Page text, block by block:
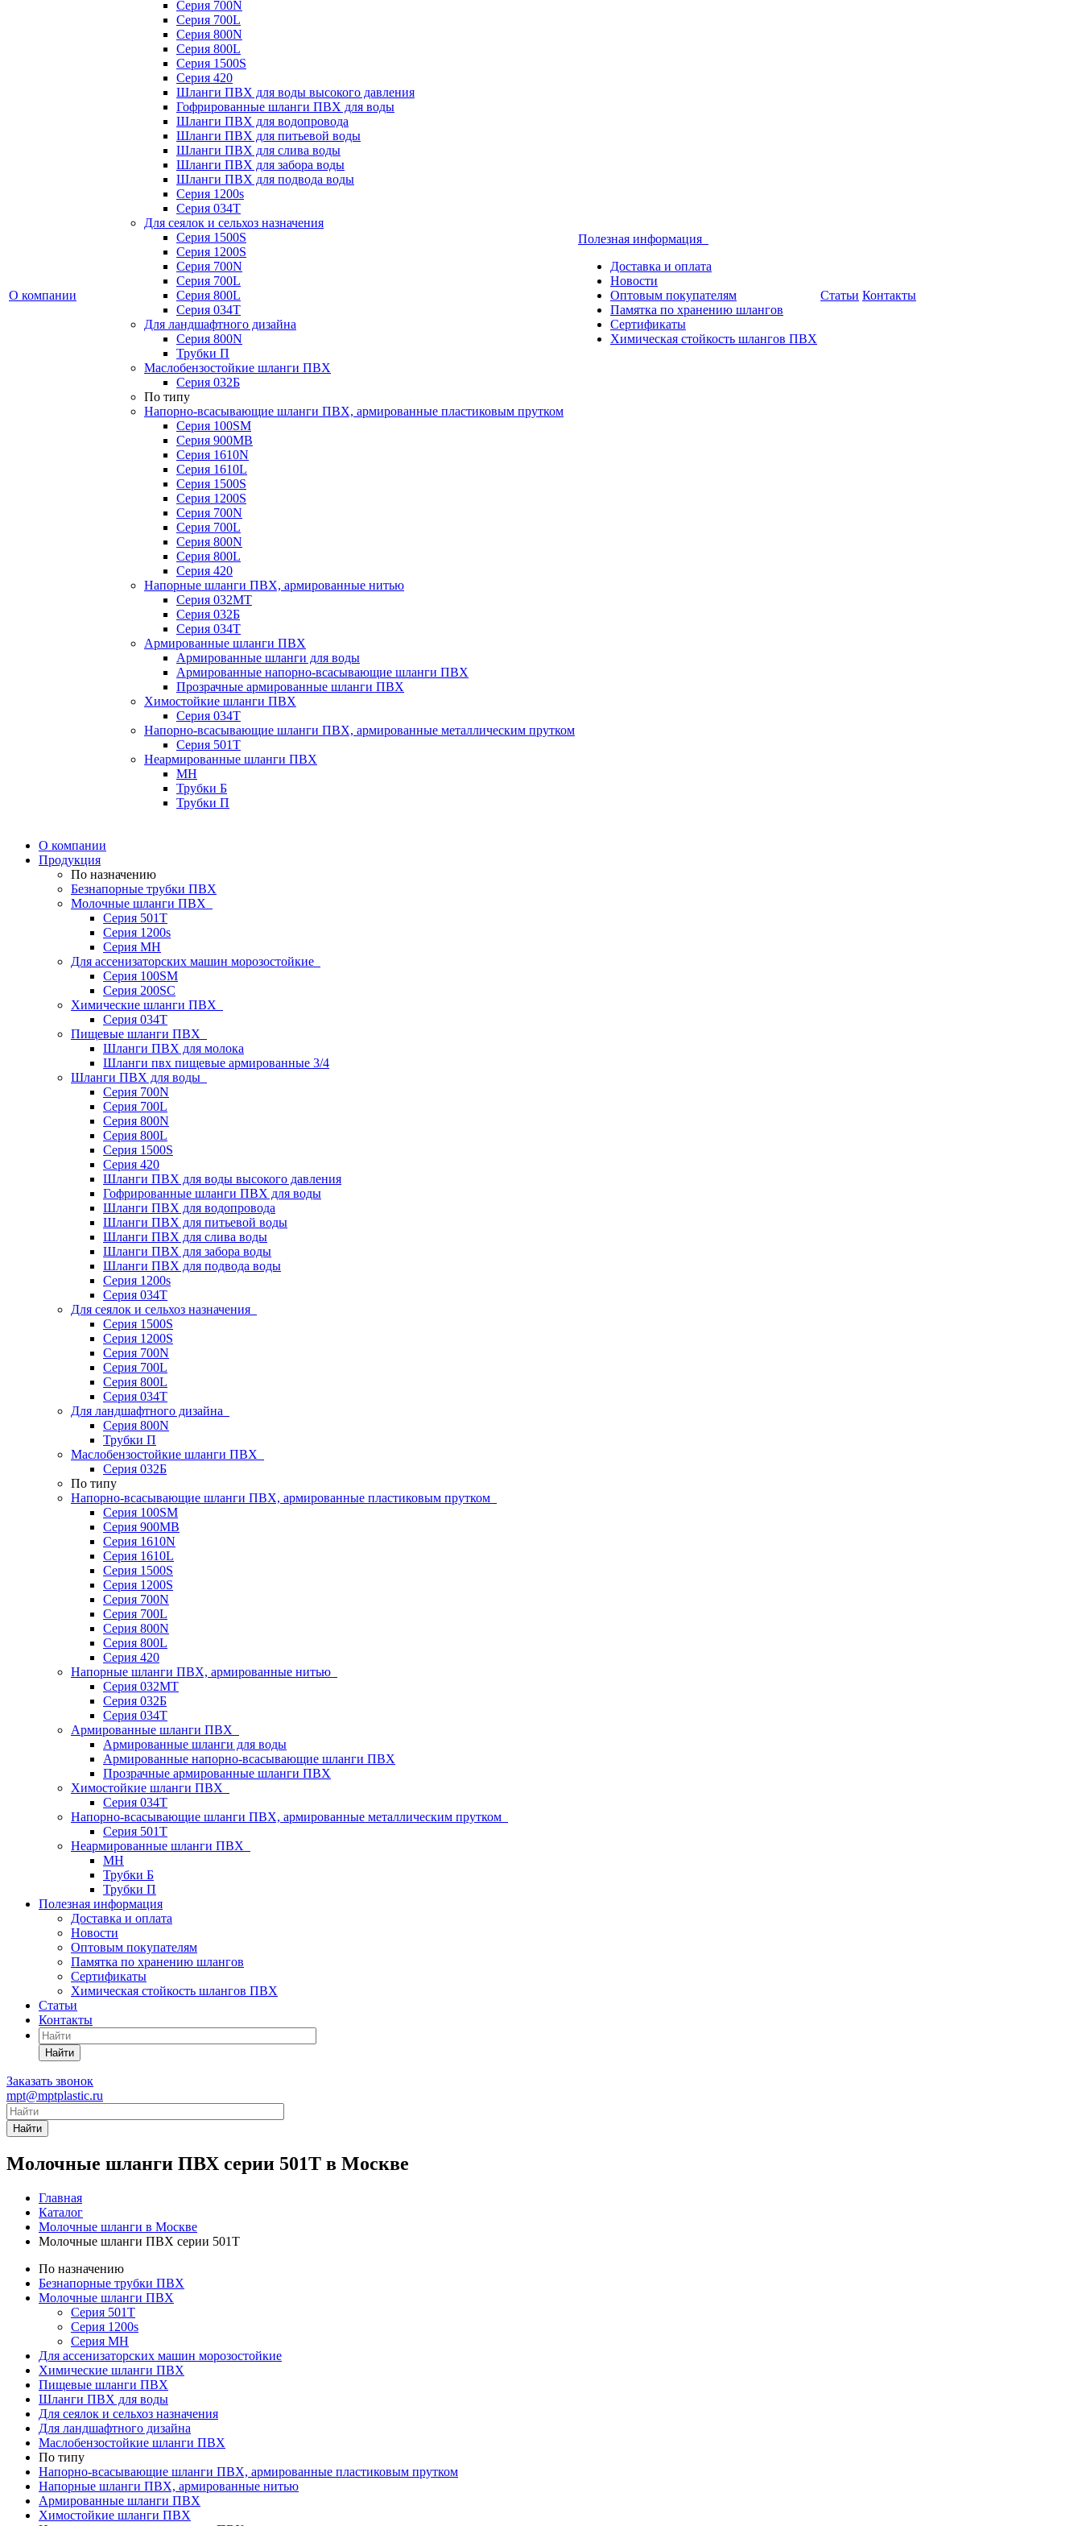
О компании
Серия 700N
Серия 700L
Серия 800N
Серия 800L
Серия 1500S
Серия 420
Шланги ПВХ для воды высокого давления
Гофрированные шланги ПВХ для воды
Шланги ПВХ для водопровода
Шланги ПВХ для питьевой воды
Шланги ПВХ для слива воды
Шланги ПВХ для забора воды
Шланги ПВХ для подвода воды
Серия 1200s
Серия 034Т
Для сеялок и сельхоз назначения
Серия 1500S
Серия 1200S
Серия 700N
Серия 700L
Серия 800L
Серия 034T
Для ландшафтного дизайна
Серия 800N
Трубки П
Маслобензостойкие шланги ПВХ
Серия 032Б
По типу
Напорно-всасывающие шланги ПВХ, армированные пластиковым прутком
Серия 100SM
Серия 900MB
Серия 1610N
Серия 1610L
Серия 1500S
Серия 1200S
Серия 700N
Серия 700L
Серия 800N
Серия 800L
Серия 420
Напорные шланги ПВХ, армированные нитью
Серия 032МТ
Серия 032Б
Серия 034Т
Армированные шланги ПВХ
Армированные шланги для воды
Армированные напорно-всасывающие шланги ПВХ
Прозрачные армированные шланги ПВХ
Химостойкие шланги ПВХ
Серия 034Т
Напорно-всасывающие шланги ПВХ, армированные металлическим прутком
Серия 501T
Неармированные шланги ПВХ
МН
Трубки Б
Трубки П
Полезная информация
Доставка и оплата
Новости
Оптовым покупателям
Памятка по хранению шлангов
Сертификаты
Химическая стойкость шлангов ПВХ
Статьи Контакты
О компании
Продукция
По назначению
Безнапорные трубки ПВХ
Молочные шланги ПВХ
Серия 501T
Серия 1200s
Серия МН
Для ассенизаторских машин морозостойкие
Серия 100SM
Серия 200SС
Химические шланги ПВХ
Серия 034Т
Пищевые шланги ПВХ
Шланги ПВХ для молока
Шланги пвх пищевые армированные 3/4
Шланги ПВХ для воды
Серия 700N
Серия 700L
Серия 800N
Серия 800L
Серия 1500S
Серия 420
Шланги ПВХ для воды высокого давления
Гофрированные шланги ПВХ для воды
Шланги ПВХ для водопровода
Шланги ПВХ для питьевой воды
Шланги ПВХ для слива воды
Шланги ПВХ для забора воды
Шланги ПВХ для подвода воды
Серия 1200s
Серия 034Т
Для сеялок и сельхоз назначения
Серия 1500S
Серия 1200S
Серия 700N
Серия 700L
Серия 800L
Серия 034T
Для ландшафтного дизайна
Серия 800N
Трубки П
Маслобензостойкие шланги ПВХ
Серия 032Б
По типу
Напорно-всасывающие шланги ПВХ, армированные пластиковым прутком
Серия 100SM
Серия 900MB
Серия 1610N
Серия 1610L
Серия 1500S
Серия 1200S
Серия 700N
Серия 700L
Серия 800N
Серия 800L
Серия 420
Напорные шланги ПВХ, армированные нитью
Серия 032МТ
Серия 032Б
Серия 034Т
Армированные шланги ПВХ
Армированные шланги для воды
Армированные напорно-всасывающие шланги ПВХ
Прозрачные армированные шланги ПВХ
Химостойкие шланги ПВХ
Серия 034Т
Напорно-всасывающие шланги ПВХ, армированные металлическим прутком
Серия 501T
Неармированные шланги ПВХ
МН
Трубки Б
Трубки П
Полезная информация
Доставка и оплата
Новости
Оптовым покупателям
Памятка по хранению шлангов
Сертификаты
Химическая стойкость шлангов ПВХ
Статьи
Контакты
Найти
Заказать звонок
mpt@mptplastic.ru
Найти
Молочные шланги ПВХ серии 501T в Москве
Главная
Каталог
Молочные шланги в Москве
Молочные шланги ПВХ серии 501T
По назначению
Безнапорные трубки ПВХ
Молочные шланги ПВХ
Серия 501T
Серия 1200s
Серия МН
Для ассенизаторских машин морозостойкие
Химические шланги ПВХ
Пищевые шланги ПВХ
Шланги ПВХ для воды
Для сеялок и сельхоз назначения
Для ландшафтного дизайна
Маслобензостойкие шланги ПВХ
По типу
Напорно-всасывающие шланги ПВХ, армированные пластиковым прутком
Напорные шланги ПВХ, армированные нитью
Армированные шланги ПВХ
Химостойкие шланги ПВХ